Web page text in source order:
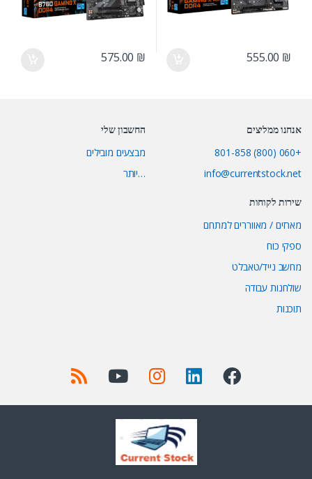
555.00 ₪
575.00 ₪
אנחנו ממליצים
+060 (800) 801-858
info@currentstock.net
החשבון שלי
מבצעים מובילים
…יותר
שירות לקוחות
מארזים / מאווררים למתחם
ספקי כוח
מחשב נייד/טאבלט
שולחנות עבודה
תוכנות